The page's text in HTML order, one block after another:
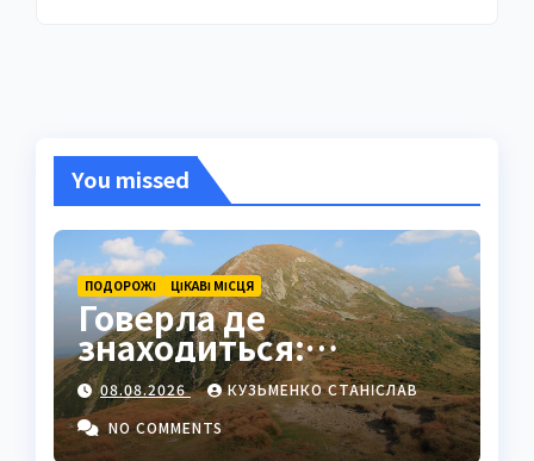
You missed
ПОДОРОЖІ ЦІКАВІ МІСЦЯ
Говерла де
знаходиться:
найвища вершина
України в серці
Карпат
08.08.2026
КУЗЬМЕНКО СТАНІСЛАВ
NO COMMENTS